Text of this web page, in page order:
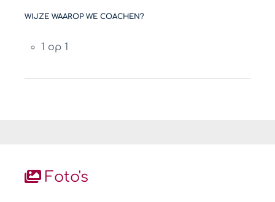
WIJZE WAAROP WE COACHEN?
1 op 1
Foto's